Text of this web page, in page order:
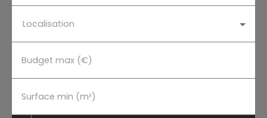
Localisation
Budget max (€)
Surface min (m²)